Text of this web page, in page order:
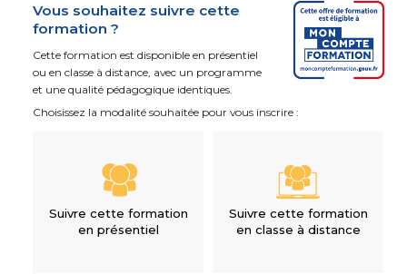
Vous souhaitez suivre cette
formation ?
Cette formation est disponible en présentiel
ou en classe à distance, avec un programme
et une qualité pédagogique identiques.
Choisissez la modalité souhaitée pour vous inscrire :
Suivre cette formation
en présentiel
Suivre cette formation
en classe à distance